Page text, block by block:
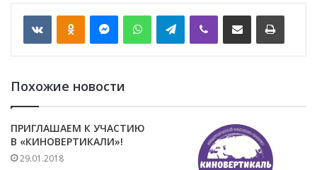
VKontakte WhatsApp Telegram
Похожие новости
ПРИГЛАШАЕМ К УЧАСТИЮ
В «КИНОВЕРТИКАЛИ»!
29.01.2018